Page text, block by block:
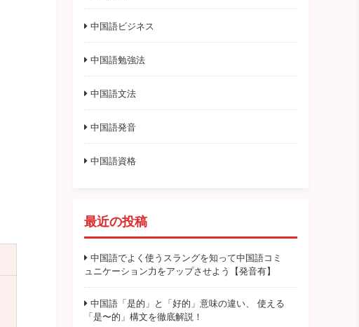
中国語ビジネス
中国語勉強法
中国語文法
中国語発音
中国語資格
最近の投稿
中国語でよく使うスラングを知って中国語コミ
ュニケーション力をアップさせよう【発音有】
中国語「是的」と「好的」意味の違い、 使える
「是〜的」構文を徹底解説！